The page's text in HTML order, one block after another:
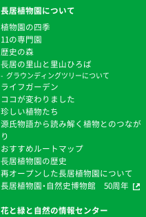
長居植物園について
植物園の四季
11の専門園
歴史の森
⻑居の里山と里山ひろば
グラウンディングツリーについて
ライフガーデン
ココが変わりました
珍しい植物たち
源氏物語から読み解く植物とのつなが
り
おすすめルートマップ
⻑居植物園の歴史
再オープンした長居植物園について
長居植物園・自然史博物館 50周年
花と緑と自然の情報センター